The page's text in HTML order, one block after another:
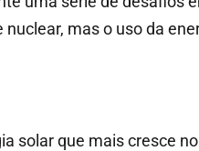
mas o uso da
solar que mais cresce